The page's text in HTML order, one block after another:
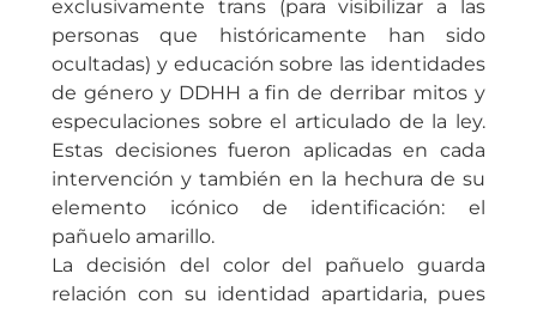
exclusivamente trans (para visibilizar a las
personas que históricamente han sido
ocultadas) y educación sobre las identidades
de género y DDHH a fin de derribar mitos y
especulaciones sobre el articulado de la ley.
Estas decisiones fueron aplicadas en cada
intervención y también en la hechura de su
elemento icónico de identificación: el
pañuelo amarillo.
La decisión del color del pañuelo guarda
relación con su identidad apartidaria, pues